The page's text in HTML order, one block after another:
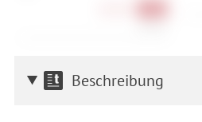
Beschreibung